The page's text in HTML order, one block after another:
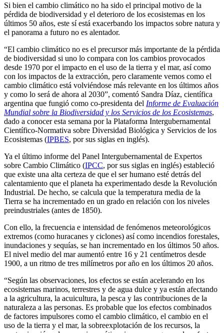
Si bien el cambio climático no ha sido el principal motivo de la
pérdida de biodiversidad y el deterioro de los ecosistemas en los
últimos 50 años, este sí está exacerbando los impactos sobre natura y
el panorama a futuro no es alentador.
“El cambio climático no es el precursor más importante de la pérdida
de biodiversidad si uno lo compara con los cambios provocados
desde 1970 por el impacto en el uso de la tierra y el mar, así como
con los impactos de la extracción, pero claramente vemos como el
cambio climático está volviéndose más relevante en los últimos años
y como lo será de ahora al 2030”, comentó Sandra Díaz, científica
argentina que fungió como co-presidenta del Informe de Evaluación
Mundial sobre la Biodiversidad y los Servicios de los Ecosistemas,
dado a conocer esta semana por la Plataforma Intergubernamental
Científico-Normativa sobre Diversidad Biológica y Servicios de los
Ecosistemas (IPBES, por sus siglas en inglés).
Ya el último informe del Panel Intergubernamental de Expertos
sobre Cambio Climático (IPCC, por sus siglas en inglés) estableció
que existe una alta certeza de que el ser humano esté detrás del
calentamiento que el planeta ha experimentado desde la Revolución
Industrial. De hecho, se calcula que la temperatura media de la
Tierra se ha incrementado en un grado en relación con los niveles
preindustriales (antes de 1850).
Con ello, la frecuencia e intensidad de fenómenos meteorológicos
extremos (como huracanes y ciclones) así como incendios forestales,
inundaciones y sequías, se han incrementado en los últimos 50 años.
El nivel medio del mar aumentó entre 16 y 21 centímetros desde
1900, a un ritmo de tres milímetros por año en los últimos 20 años.
“Según las observaciones, los efectos se están acelerando en los
ecosistemas marinos, terrestres y de agua dulce y ya están afectando
a la agricultura, la acuicultura, la pesca y las contribuciones de la
naturaleza a las personas. Es probable que los efectos combinados
de factores impulsores como el cambio climático, el cambio en el
uso de la tierra y el mar, la sobreexplotación de los recursos, la